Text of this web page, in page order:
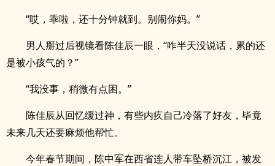
“哎，乖啦，还十分钟就到。别闹你妈。”
男人掰过后视镜看陈佳辰一眼，“咋半天没说话，累的还
是被小孩气的？”
“我没事，稍微有点困。”
陈佳辰从回忆缓过神，有些内疚自己冷落了好友，毕竟
未来几天还要麻烦他帮忙。
今年春节期间，陈中军在西省连人带车坠桥沉江，被发